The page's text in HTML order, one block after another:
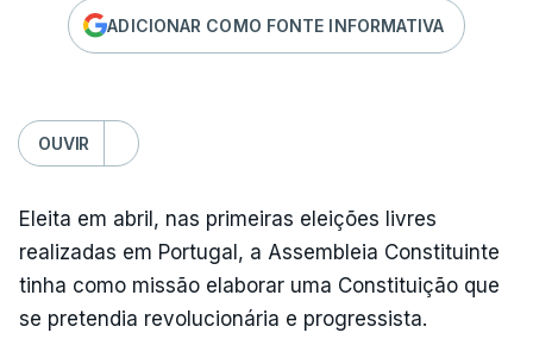
ADICIONAR COMO FONTE INFORMATIVA
OUVIR
Eleita em abril, nas primeiras eleições livres
realizadas em Portugal, a Assembleia Constituinte
tinha como missão elaborar uma Constituição que
se pretendia revolucionária e progressista.